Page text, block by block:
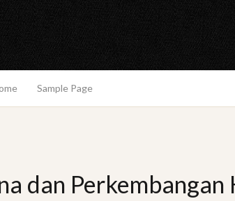
Sample Page
dan Perkembangan